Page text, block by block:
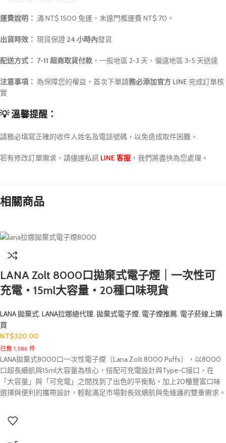
運費說明： 滿 NT$ 1500 免運，未達門檻運費 NT$ 70。
出貨時效： 現貨保證 24 小時內發貨
配送方式： 7-11 超商取貨付款 ，一般地區 2-3 天、偏遠地區 3-5 天送達
注意事項： 為保障您的權益，首次下單請務必添加官方 LINE 完成訂單核
實
💡 溫馨提醒：
請務必填寫正確的收件人姓名及電話號碼，以免造成取件困難。
若有修改訂單需求，請儘速私訊 LINE 客服 ，我們將盡快為您處理。
相關商品
LANA Zolt 8000口拋棄式電子煙｜一次性可
充電・15ml大容量・20種口味現貨
LANA 拋棄式 LANA拉娜總代理 拋棄式電子煙 電子煙推薦 電子菸線上購
買
NT$320.00
已售 1,586 件
LANA拋棄式8000口一次性電子煙（Lana Zolt 8000 Puffs），以8000
口超長續航與15ml大容量為核心，搭配可充電設計與Type-C接口，在
「大容量」與「可充電」之間找到了出色的平衡點。加上20種豐富口味
選擇與便利的攜帶設計，輕鬆滿足市場對長效續航與免維護的雙重需求。